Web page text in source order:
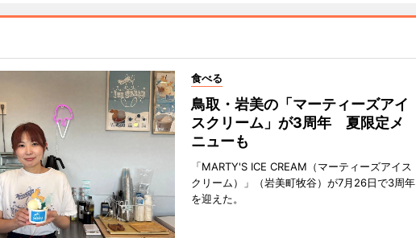
食べる
鳥取・岩美の「マーティーズアイ
スクリーム」が3周年 夏限定メ
ニューも
「MARTY'S ICE CREAM（マーティーズアイス
クリーム）」（岩美町牧谷）が7月26日で3周年
を迎えた。